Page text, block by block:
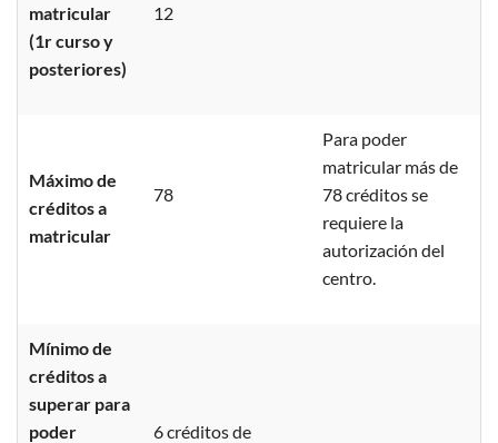
matricular
(1r curso y
posteriores)
12
Máximo de
créditos a
matricular
78
Para poder
matricular más de
78 créditos se
requiere la
autorización del
centro.
Mínimo de
créditos a
superar para
poder
6 créditos de